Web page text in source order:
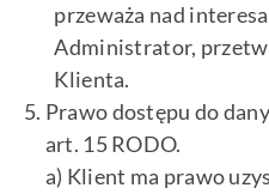
przeważa nad
Administrator,
Klienta.
Prawo dostępu do
art. 15 RODO.
a) Klient ma prawo